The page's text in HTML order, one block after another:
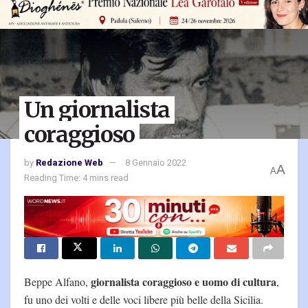
Un giornalista
coraggioso
by Redazione Web
8 Gennaio 2022
Reading Time: 4 mins read
AA
Beppe Alfano, giornalista coraggioso e uomo di cultura,
fu uno dei volti e delle voci libere più belle della Sicilia.